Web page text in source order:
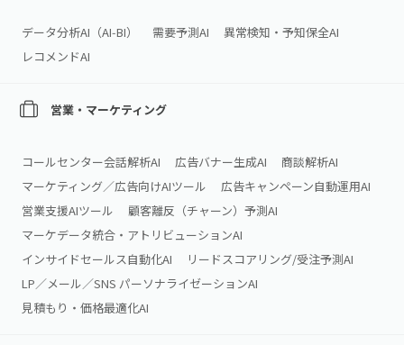
データ分析AI（AI‑BI） 需要予測AI
異常検知・予知保全AI
レコメンドAI
営業・マーケティング
コールセンター会話解析AI 広告バナー生成AI
商談解析AI
マーケティング／広告向けAIツール
広告キャンペーン自動運用AI
営業支援AIツール
顧客離反（チャーン）予測AI
マーケデータ統合・アトリビューションAI
インサイドセールス自動化AI
リードスコアリング/受注予測AI
LP／メール／SNS パーソナライゼーションAI
見積もり・価格最適化AI